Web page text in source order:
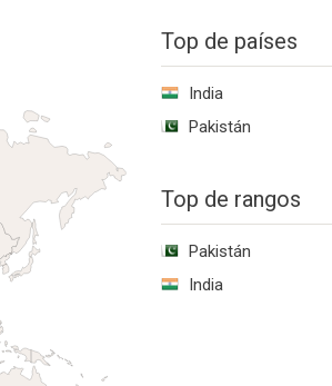
Top de países
India
Pakistán
Top de rangos
Pakistán
India